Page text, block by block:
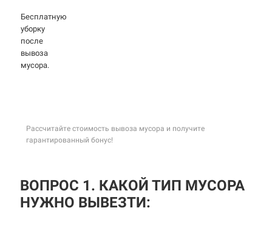
Бесплатную
уборку
после
вывоза
мусора.
Рассчитайте стоимость вывоза мусора и получите
гарантированный бонус!
ВОПРОС 1. КАКОЙ ТИП МУСОРА
НУЖНО ВЫВЕЗТИ: